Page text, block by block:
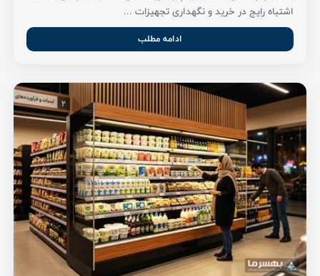
اشتباه رایج در خرید و نگهداری تجهیزات ...
ادامه مطلب